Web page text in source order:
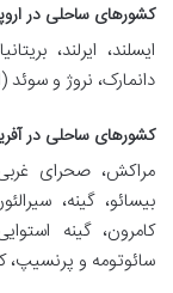
کشورهای ساحلی در
ایسلند، ایرلند،
دانمارک، نروژ و
کشورهای ساحلی در
مراکش، صحرای غربی
بیسائو، گینه،
کامرون، گینه
سائوتومه و پرنسیپ،